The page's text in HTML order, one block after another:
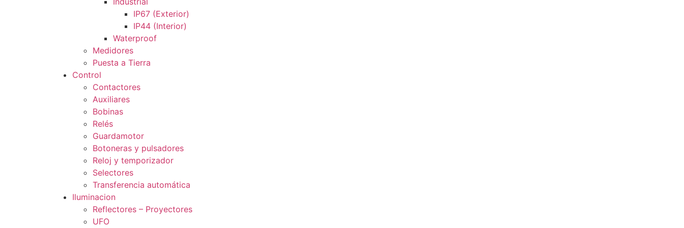
IP67 (Exterior)
IP44 (Interior)
Waterproof
Medidores
Puesta a Tierra
Control
Contactores
Auxiliares
Bobinas
Relés
Guardamotor
Botoneras y pulsadores
Reloj y temporizador
Selectores
Transferencia automática
Iluminacion
Reflectores – Proyectores
UFO